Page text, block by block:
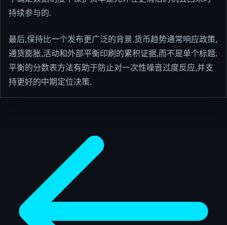
持续参与的.
最后,保持比一个发布更广泛的背景.货币趋势通常响应政策,
通货膨胀,活动和外部平衡印刷的累积证据,而不是单个标题.
平衡的分数表方法有助于防止对一次性噪音过度反应,并支
持更好的中期定位决策.